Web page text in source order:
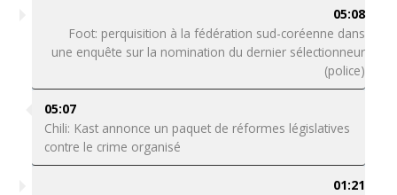
05:08
Foot: perquisition à la fédération sud-coréenne dans
une enquête sur la nomination du dernier sélectionneur
(police)
05:07
Chili: Kast annonce un paquet de réformes législatives
contre le crime organisé
01:21